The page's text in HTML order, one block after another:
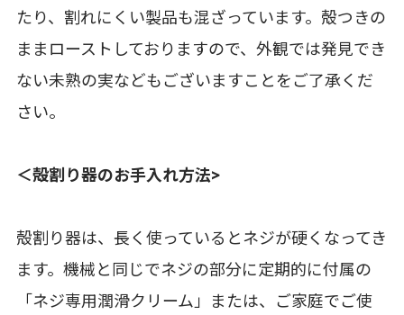
たり、割れにくい製品も混ざっています。殻つきの
ままローストしておりますので、外観では発見でき
ない未熟の実などもございますことをご了承くだ
さい。
＜殻割り器のお手入れ方法>
殻割り器は、長く使っているとネジが硬くなってき
ます。機械と同じでネジの部分に定期的に付属の
「ネジ専用潤滑クリーム」または、ご家庭でご使